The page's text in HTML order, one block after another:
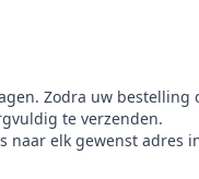
Zodra uw bestelling
te verzenden.
naar elk gewenst adres